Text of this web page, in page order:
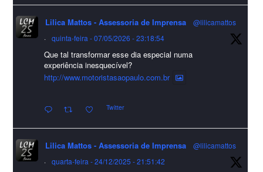
Lilica Mattos - Assessoria de Imprensa
9 months ago
A Abrafas - Associação Brasileira de Fibras Artificiais e
Sintéticas foi destaque na Revista Química e Derivados, na
incertezas do mercado global".
Confira detalhes 🗞📰📈
#sustentabilidade #FibrasSintéticas #EconomiaCircular #Abrafas
#IndústriaTêxtil
Lilica Mattos - Assessoria de Imprensa
@lilicamattos
·
quinta-feira - 07/05/2026 - 23:18:54
Que tal transformar esse dia especial numa
experiência inesquecível?
http://www.motoristasaopaulo.com.br
Twitter
Lilica Mattos - Assessoria de Imprensa
@lilicamattos
·
quarta-feira - 24/12/2025 - 21:51:42